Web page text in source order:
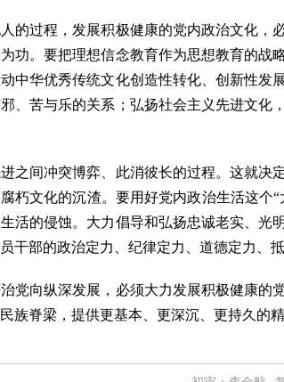
过程，发展积极健康的党内政治文化，
功。要把理想信念教育作为思想教育的战
中华优秀传统文化创造性转化、创新性发
、苦与乐的关系；弘扬社会主义先进文化
间冲突博弈、此消彼长的过程。这就决
朽文化的沉渣。要用好党内政治生活这个“
的侵蚀。大力倡导和弘扬忠诚老实、光
部的政治定力、纪律定力、道德定力、抵
向纵深发展，必须大力发展积极健康的
脊梁，提供更基本、更深沉、更持久的精